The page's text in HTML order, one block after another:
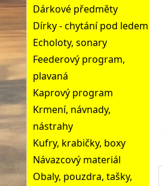
Dárkové předměty
Dírky - chytání pod ledem
Echoloty, sonary
Feederový program,
plavaná
Kaprový program
Krmení, návnady,
nástrahy
Kufry, krabičky, boxy
Návazcový materiál
Obaly, pouzdra, tašky,